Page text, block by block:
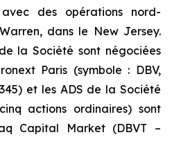
des opérations nord-
dans le New Jersey.
la Société sont négociées
Paris (symbole : DBV,
et les ADS de la Société
actions ordinaires) sont
Capital Market (DBVT –